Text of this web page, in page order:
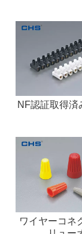
NF認証取得済
ワイヤーコ